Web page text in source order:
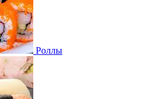
Роллы